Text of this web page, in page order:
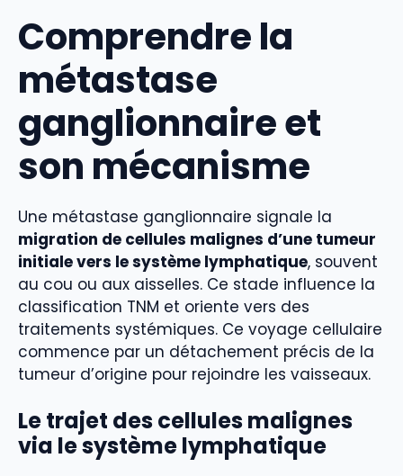
Comprendre la
métastase
ganglionnaire et
son mécanisme
Une métastase ganglionnaire signale la
migration de cellules malignes d’une tumeur
initiale vers le système lymphatique, souvent
au cou ou aux aisselles. Ce stade influence la
classification TNM et oriente vers des
traitements systémiques. Ce voyage cellulaire
commence par un détachement précis de la
tumeur d’origine pour rejoindre les vaisseaux.
Le trajet des cellules malignes
via le système lymphatique